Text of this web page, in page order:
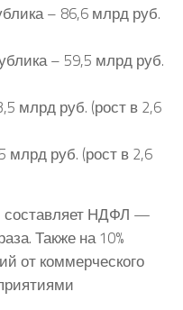
– 86,6 млрд руб.
– 59,5 млрд руб.
млрд руб. (рост в 2,6
млрд руб. (рост в 2,6
составляет НДФЛ —
Также на 10%
от коммерческого